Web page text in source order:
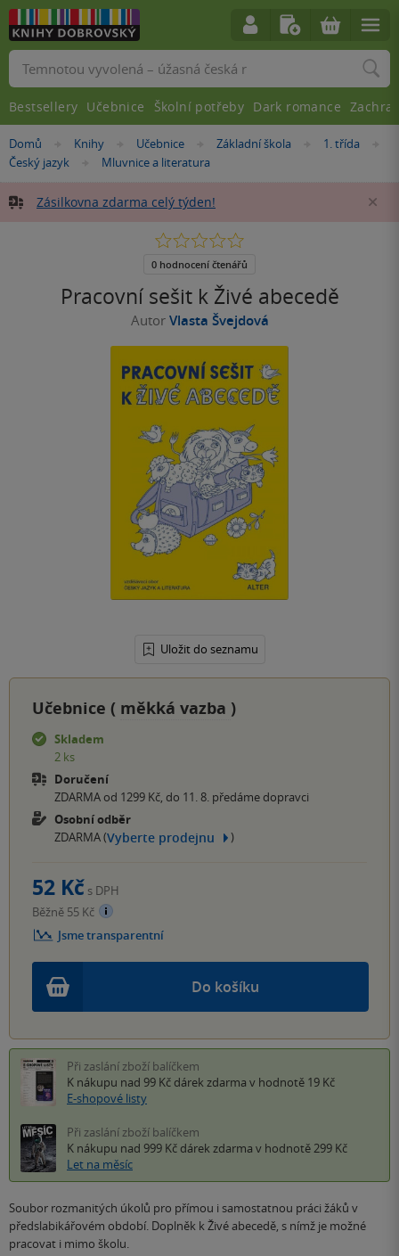
Nacházíte
se
Domů »Knihy »Učebnice »Základní škola »
1. třída
Český jazyk »
Mluvnice a literatura
Zásilkovna zdarma celý týden!
Pracovní sešit k Živé abecedě
Autor Vlasta Švejdová
Uložit do seznamu
0.0
5
0 hodnocení čtenářů
Učebnice ( měkká vazba )
Skladem
2 ks
Doručení
ZDARMA od 1299 Kč, do 11. 8. předáme dopravci
Osobní odběr
ZDARMA (Vyberte prodejnu )
Do košíku
52 Kč s DPH
Běžně 55 Kč
Jsme transparentní
Při zaslání zboží balíčkem
K nákupu nad 99 Kč dárek zdarma v hodnotě 19 Kč
E-shopové listy
Při zaslání zboží balíčkem
K nákupu nad 999 Kč dárek zdarma v hodnotě 299 Kč
Let na měsíc
Soubor rozmanitých úkolů pro přímou i samostatnou práci žáků v
předslabikářovém období. Doplněk k Živé abecedě, s nímž je možné
pracovat i mimo školu.
Vyhledávání
Bestsellery Učebnice Školní potřeby Dark romance